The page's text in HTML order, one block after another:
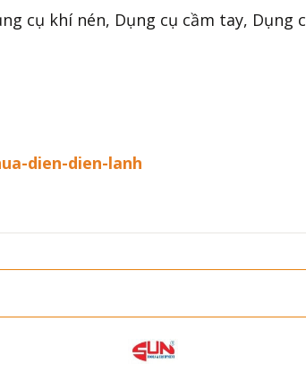
cụ khí nén, Dụng cụ cầm tay, Dụng
dien-dien-lanh